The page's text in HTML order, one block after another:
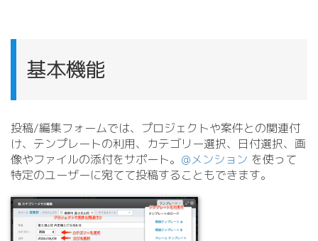
基本機能
投稿/編集フォームでは、プロジェクトや案件との関連付
け、テンプレートの利用、カテゴリー選択、日付選択、画
像やファイルの添付をサポート。 @メンション を使って
特定のユーザーに宛てて投稿することもできます。